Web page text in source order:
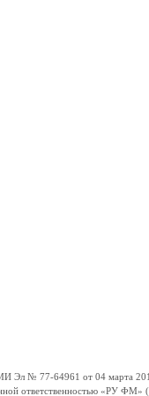
№ 77-64961 от 04 марта
ответственностью «РУ